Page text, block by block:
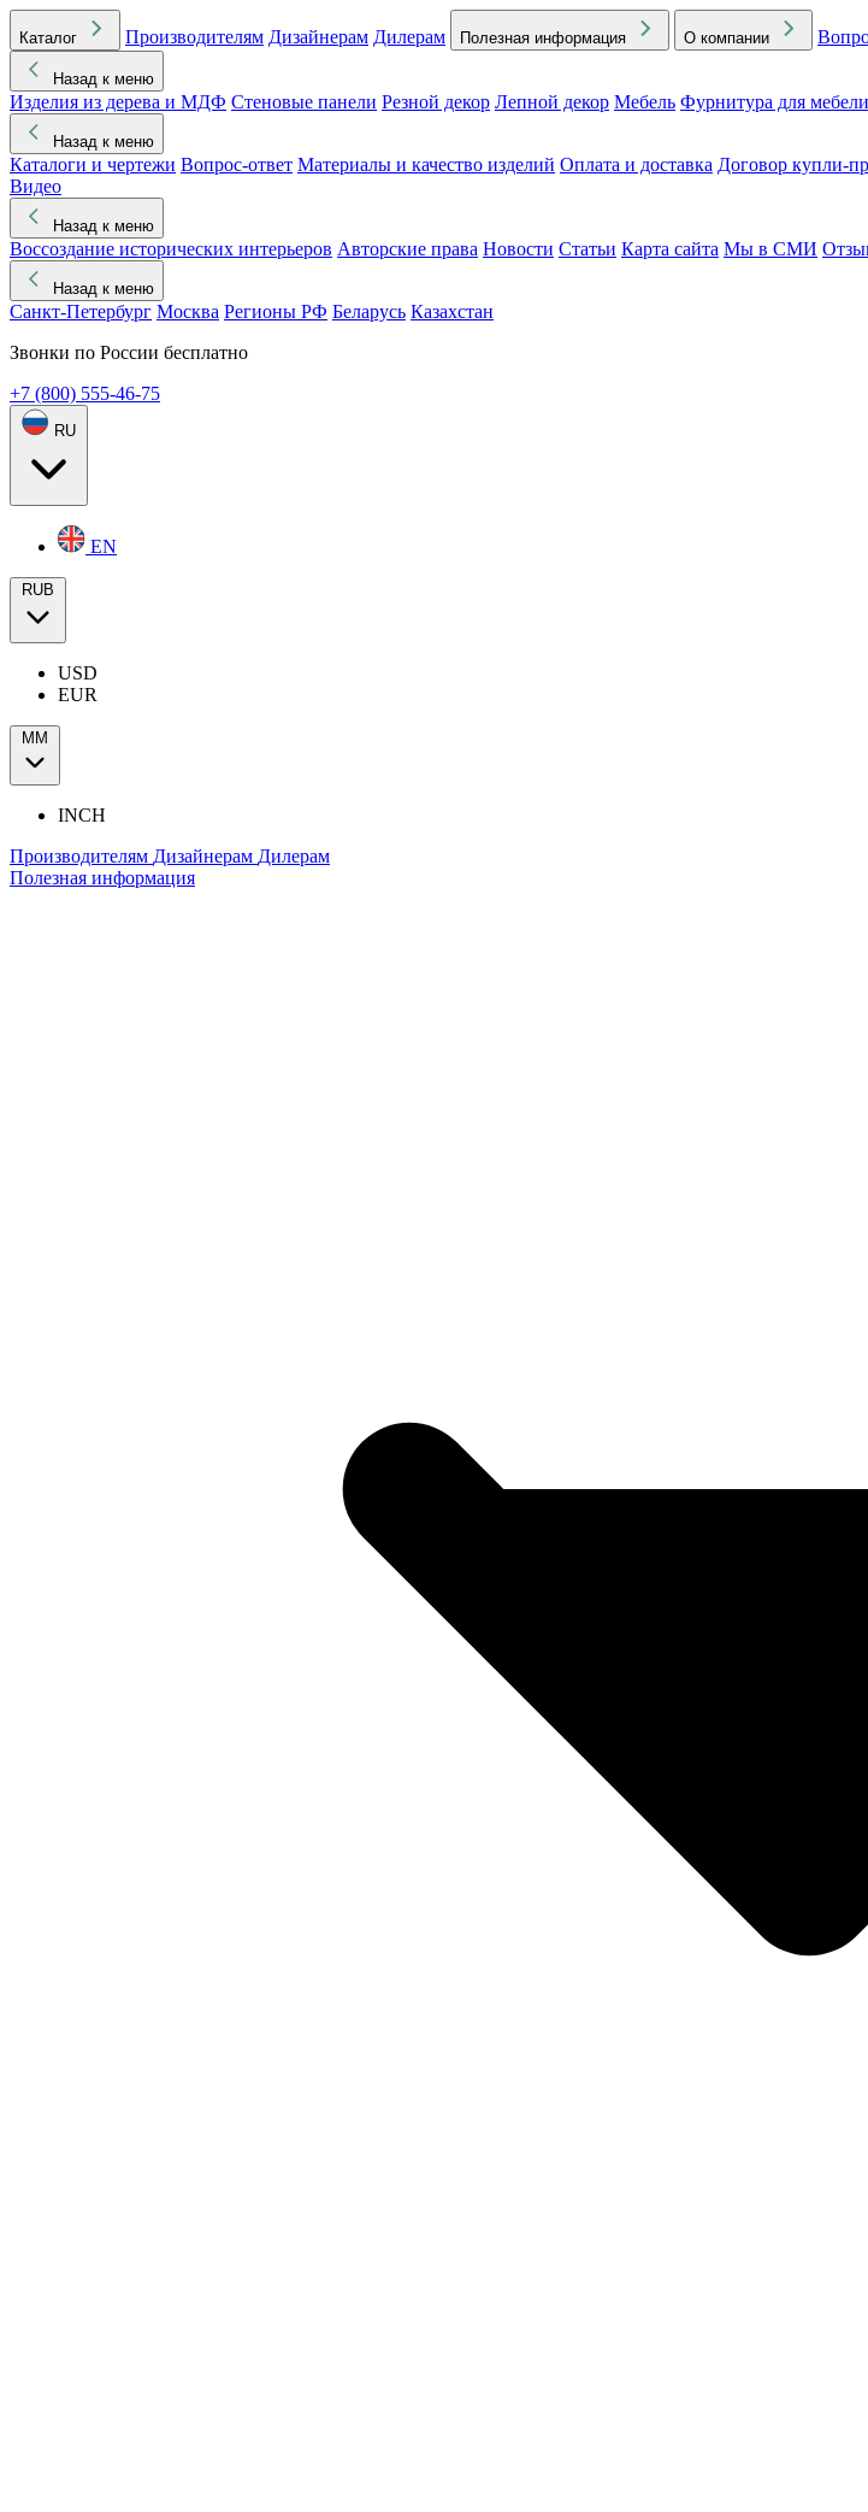
Каталог Производителям Дизайнерам Дилерам Полезная информация О компании
Назад к меню
Изделия из дерева и МДФ Стеновые панели Резной декор Лепной декор Мебель Фурнитура для мебели
Назад к меню
Каталоги и чертежи Вопрос-ответ Материалы и качество изделий Оплата и доставка Договор купли-
Видео
Назад к меню
Воссоздание исторических интерьеров Авторские права Новости Статьи Карта сайта Мы в СМИ
Назад к меню
Санкт-Петербург Москва Регионы РФ Беларусь Казахстан
Звонки по России бесплатно
+7 (800) 555-46-75
RU
EN
RUB
USD
EUR
ММ
INCH
Производителям Дизайнерам Дилерам
Полезная информация